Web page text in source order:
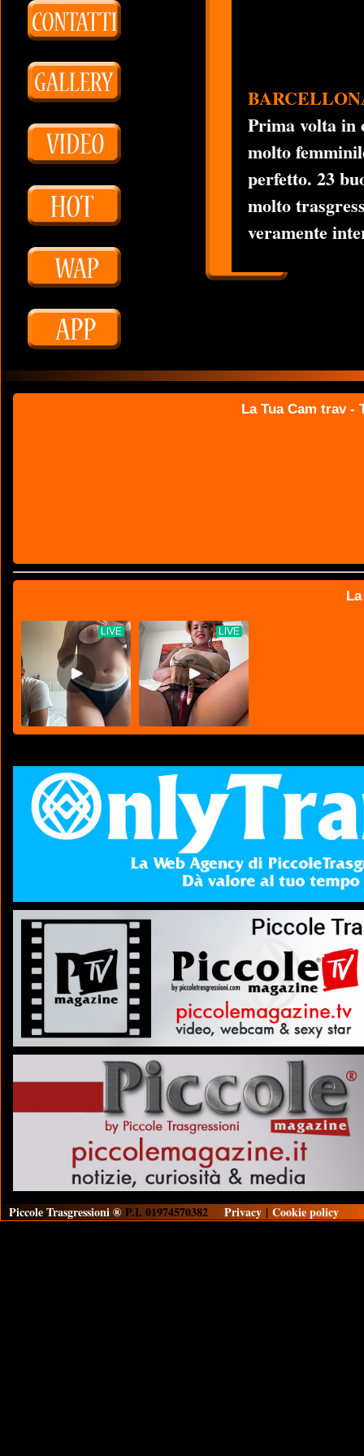
Prima volta in
molto
perfetto. 23
molto
veramente
La Tua Cam trav -
Piccole Trasgressioni ® P.I. 01974570382 Privacy | Cookie policy